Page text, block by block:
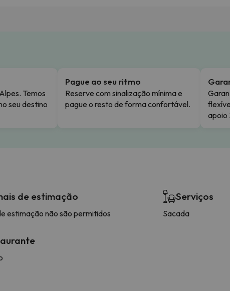
Temos
seu destino
Pague ao seu ritmo
Reserve com sinalização mínima e
pague o resto de forma confortável.
apoio
de estimação
estimação não são permitidos
Serviços
Sacada